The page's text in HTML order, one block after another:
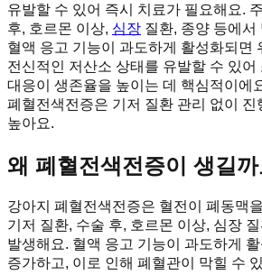
유발할 수 있어 즉시 치료가 필요해요.
후, 호르몬 이상, 심장 질환, 종양 등에서
혈액 응고 기능이 과도하게 활성화되면
전신적인 저산소 상태를 유발할 수 있어
대응이 생존율을 높이는 데 핵심적이에
폐혈전색전증은 기저 질환 관리 없이 진
높아요.
왜 폐혈전색전증이 생길
강아지 폐혈전색전증은 혈전이 폐동맥
기저 질환, 수술 후, 호르몬 이상, 심장
발생해요. 혈액 응고 기능이 과도하게
증가하고, 이로 인해 폐혈관이 막힐 수